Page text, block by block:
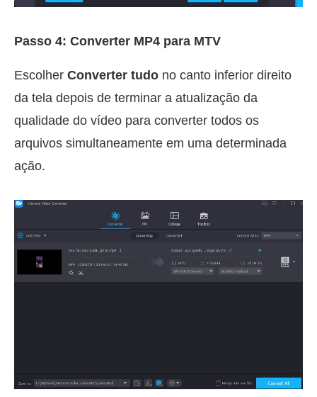
Passo 4: Converter MP4 para MTV
Escolher Converter tudo no canto inferior direito
da tela depois de terminar a atualização da
qualidade do vídeo para converter todos os
arquivos simultaneamente em uma determinada
ação.